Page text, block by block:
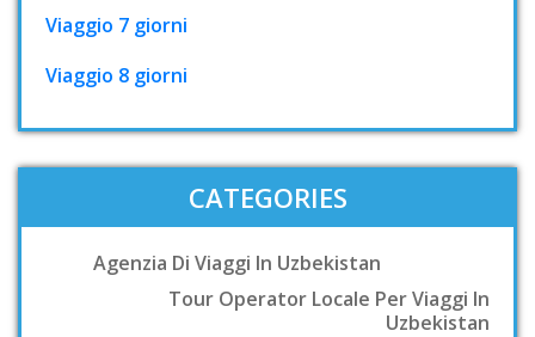
Viaggio 7 giorni
Viaggio 8 giorni
CATEGORIES
Agenzia Di Viaggi In Uzbekistan
Tour Operator Locale Per Viaggi In
Uzbekistan